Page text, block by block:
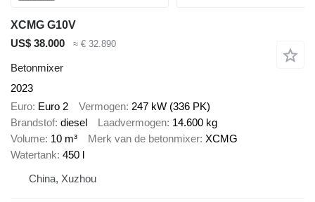
XCMG G10V
US$ 38.000
≈ € 32.890
Betonmixer
2023
Euro Euro 2 Vermogen 247 kW (336 PK)
Brandstof diesel Laadvermogen 14.600 kg
Volume 10 m³ Merk van de betonmixer XCMG
Watertank 450 l
China, Xuzhou